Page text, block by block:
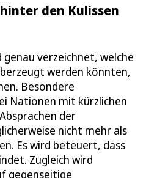
den Kulissen
verzeichnet, welche
werden könnten,
Besondere
Nationen mit kürzlichen
der
nicht mehr als
Es wird beteuert, dass
Zugleich wird
gegenseitige